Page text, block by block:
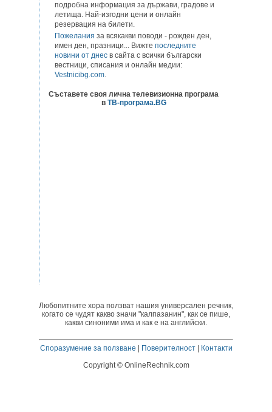
подробна информация за държави, градове и
летища. Най-изгодни цени и онлайн
резервация на билети.
Пожелания за всякакви поводи - рожден ден,
имен ден, празници... Вижте последните
новини от днес в сайта с всички български
вестници, списания и онлайн медии:
Vestnicibg.com.
Съставете своя лична телевизионна програма
в ТВ-програма.BG
Любопитните хора ползват нашия универсален речник,
когато се чудят какво значи "калпазанин", как се пише,
какви синоними има и как е на английски.
Споразумение за ползване Поверителност|
Контакти
Copyright © OnlineRechnik.com